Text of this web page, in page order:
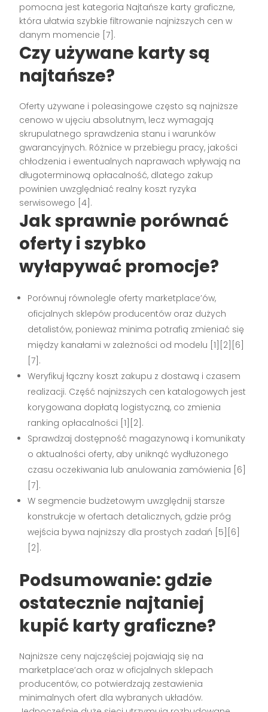
pomocna jest kategoria Najtańsze karty graficzne,
która ułatwia szybkie filtrowanie najniższych cen w
danym momencie [7].
Czy używane karty są
najtańsze?
Oferty używane i poleasingowe często są najniższe
cenowo w ujęciu absolutnym, lecz wymagają
skrupulatnego sprawdzenia stanu i warunków
gwarancyjnych. Różnice w przebiegu pracy, jakości
chłodzenia i ewentualnych naprawach wpływają na
długoterminową opłacalność, dlatego zakup
powinien uwzględniać realny koszt ryzyka
serwisowego [4].
Jak sprawnie porównać
oferty i szybko
wyłapywać promocje?
Porównuj równolegle oferty marketplace’ów,
oficjalnych sklepów producentów oraz dużych
detalistów, ponieważ minima potrafią zmieniać się
między kanałami w zależności od modelu [1][2][6]
[7].
Weryfikuj łączny koszt zakupu z dostawą i czasem
realizacji. Część najniższych cen katalogowych jest
korygowana dopłatą logistyczną, co zmienia
ranking opłacalności [1][2].
Sprawdzaj dostępność magazynową i komunikaty
o aktualności oferty, aby uniknąć wydłużonego
czasu oczekiwania lub anulowania zamówienia [6]
[7].
W segmencie budżetowym uwzględnij starsze
konstrukcje w ofertach detalicznych, gdzie próg
wejścia bywa najniższy dla prostych zadań [5][6]
[2].
Podsumowanie: gdzie
ostatecznie najtaniej
kupić karty graficzne?
Najniższe ceny najczęściej pojawiają się na
marketplace’ach oraz w oficjalnych sklepach
producentów, co potwierdzają zestawienia
minimalnych ofert dla wybranych układów.